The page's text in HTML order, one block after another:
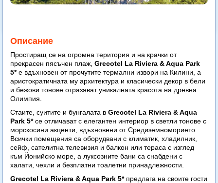
Описание
Простиращ се на огромна територия и на крачки от
прекрасен пясъчен плаж, Grecotel La Riviera & Aqua Park
5*е вдъхновен от прочутите термални извори на Килини, а
аристократичната му архитектура и класически декор в бели
и бежови тонове отразяват уникалната красота на древна
Олимпия.
Стаите, суитите и бунгалата в Grecotel La Riviera & Aqua
Park 5*се отличават с елегантен интериор в светли тонове с
морскосини акценти, вдъхновени от Средиземноморието.
Всички помещения са оборудвани с климатик, хладилник,
сейф, сателитна телевизия и балкон или тераса с изглед
към Йонийско море, а луксозните бани са снабдени с
халати, чехли и безплатни тоалетни принадлежности.
Grecotel La Riviera & Aqua Park 5* предлага на своите гости